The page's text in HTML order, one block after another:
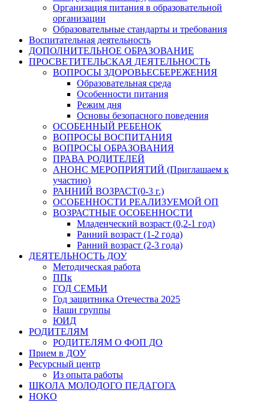
Организация питания в образовательной
организации
Образовательные стандарты и требования
Воспитательная деятельность
ДОПОЛНИТЕЛЬНОЕ ОБРАЗОВАНИЕ
ПРОСВЕТИТЕЛЬСКАЯ ДЕЯТЕЛЬНОСТЬ
ВОПРОСЫ ЗДОРОВЬЕСБЕРЕЖЕНИЯ
Образовательная среда
Особенности питания
Режим дня
Основы безопасного поведения
ОСОБЕННЫЙ РЕБЕНОК
ВОПРОСЫ ВОСПИТАНИЯ
ВОПРОСЫ ОБРАЗОВАНИЯ
ПРАВА РОДИТЕЛЕЙ
АНОНС МЕРОПРИЯТИЙ (Приглашаем к
участию)
РАННИЙ ВОЗРАСТ(0-3 г.)
ОСОБЕННОСТИ РЕАЛИЗУЕМОЙ ОП
ВОЗРАСТНЫЕ ОСОБЕННОСТИ
Младенческий возраст (0,2-1 год)
Ранний возраст (1-2 года)
Ранний возраст (2-3 года)
ДЕЯТЕЛЬНОСТЬ ДОУ
Методическая работа
ППк
ГОД СЕМЬИ
Год защитника Отечества 2025
Наши группы
ЮИД
РОДИТЕЛЯМ
РОДИТЕЛЯМ О ФОП ДО
Прием в ДОУ
Ресурсный центр
Из опыта работы
ШКОЛА МОЛОДОГО ПЕДАГОГА
НОКО